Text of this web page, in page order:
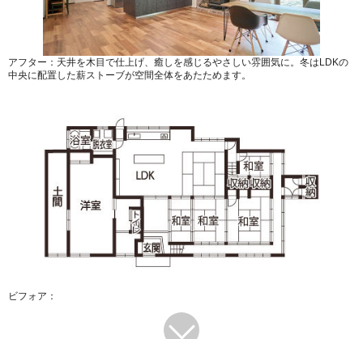
アフター：天井を木目で仕上げ、癒しを感じるやさしい雰囲気に。冬はLDKの
中央に配置した薪ストーブが空間全体をあたためます。
ビフォア：